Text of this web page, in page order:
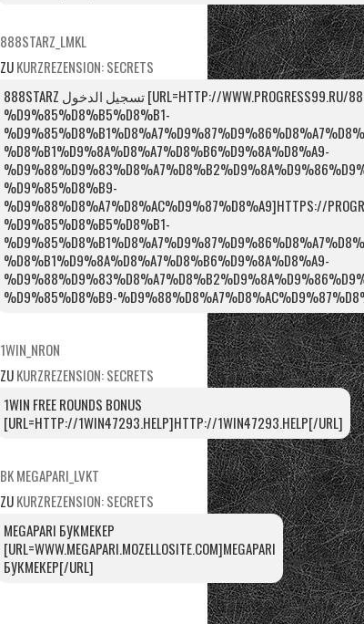
888STARZ_LMKL
ZUKURZREZENSION: SECRETS
888STARZ تسجيل الدخول [URL=HTTP://WWW.PROGRESS99.RU/888STARZ-
%D9%85%D8%B5%D8%B1-
%D8%B1%D9%8A%D8%A7%D8%B6%D9%8A%D8%A9-
%D9%85%D8%B9-
%D9%88%D8%A7%D8%AC%D9%87%D8%A9]HTTPS://
%D9%85%D8%B5%D8%B1-
%D8%B1%D9%8A%D8%A7%D8%B6%D9%8A%D8%A9-
%D9%85%D8%B9-
1WIN_NRON
ZUKURZREZENSION: SECRETS
1WIN FREE ROUNDS BONUS
[URL=HTTP://1WIN47293.HELP]HTTP://1WIN47293.HELP[/URL]
BK MEGAPARI_LVKT
ZUKURZREZENSION: SECRETS
MEGAPARI БУКМЕКЕР
[URL=WWW.MEGAPARI.MOZELLOSITE.COM]MEGAPARI
БУКМЕКЕР[/URL]